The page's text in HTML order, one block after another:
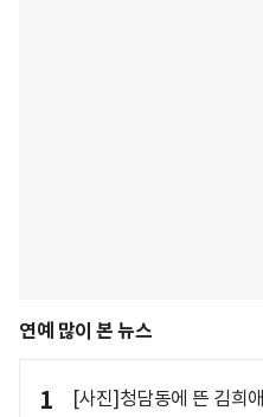
연예 많이 본 뉴스
1 [사진]청담동에 뜬 김희애